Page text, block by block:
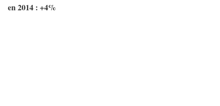
en 2014 : +4%